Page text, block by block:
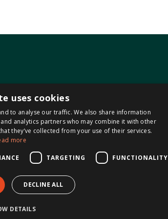
BTW NL8221.98.423.B01
uses cookies
to analyse our traffic. We also share information
analytics partners who may combine it with other
they’ve collected from your use of their services.
more
TARGETING FUNCTIONALITY
DECLINE ALL
DETAILS